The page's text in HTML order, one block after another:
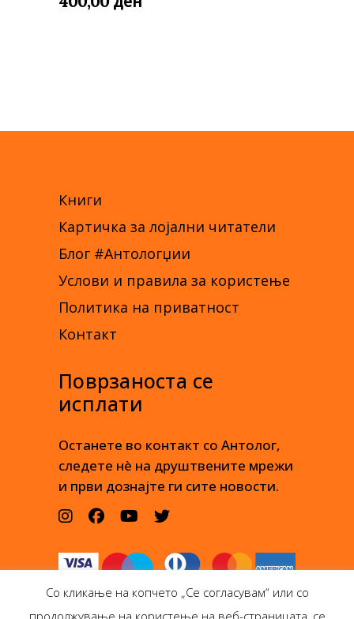
Книги
Картичка за лојални читатели
Блог #Антологџии
Услови и правила за користење
Политика на приватност
Контакт
Поврзаноста се
исплати
Останете во контакт со Антолог,
следете нè на друштвените мрежи
и први дознајте ги сите новости.
Со кликање на копчето „Се согласувам“ или со